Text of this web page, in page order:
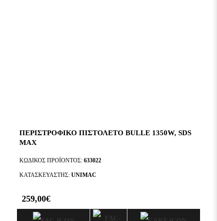
ΠΕΡΙΣΤΡΟΦΙΚΟ ΠΙΣΤΟΛΕΤΟ BULLE 1350W, SDS
MAX
ΚΩΔΙΚΌΣ ΠΡΟΪΌΝΤΟΣ: 633022
ΚΑΤΑΣΚΕΥΑΣΤΉΣ: UNIMAC
259,00€